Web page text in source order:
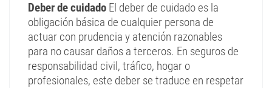
Deber de cuidado El deber de cuidado es la
obligación básica de cualquier persona de
actuar con prudencia y atención razonables
para no causar daños a terceros. En seguros de
responsabilidad civil, tráfico, hogar o
profesionales, este deber se traduce en respetar